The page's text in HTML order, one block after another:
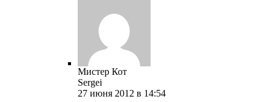
Мистер Кот
Sergei
27 июня 2012 в 14:54